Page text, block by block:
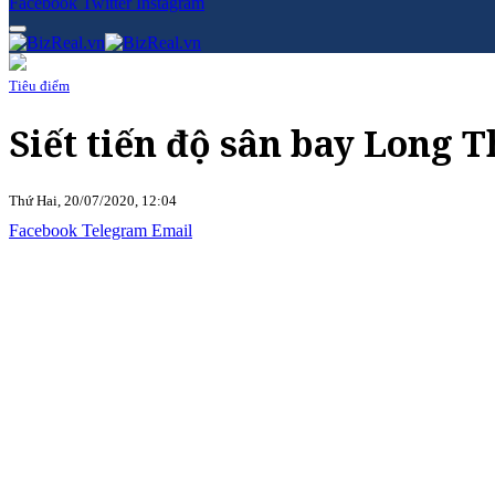
Tiêu điểm
Siết tiến độ sân bay Long
Thứ Hai, 20/07/2020, 12:04
Facebook Telegram Email